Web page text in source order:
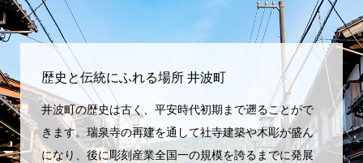
歴史と伝統にふれる場所 井波町
井波町の歴史は古く、平安時代初期まで遡ることがで
きます。瑞泉寺の再建を通して社寺建築や木彫が盛ん
になり、後に彫刻産業全国一の規模を誇るまでに発展